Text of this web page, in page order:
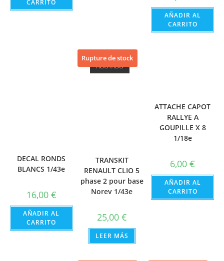
CARRITO
AÑADIR AL
CARRITO
DECAL RONDS
BLANCS 1/43e
16,00 €
AÑADIR AL
CARRITO
Rupture de stock
AGOTADO
TRANSKIT
RENAULT CLIO 5
phase 2 pour base
Norev 1/43e
25,00 €
LEER MÁS
ATTACHE CAPOT
RALLYE A
GOUPILLE X 8
1/18e
6,00€
AÑADIR AL
CARRITO